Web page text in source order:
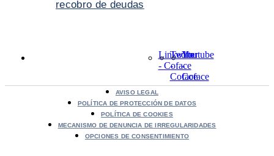
recobro de deudas
LinkedIn
- Coface
Twitter
-
Coface
Youtube
-
Coface
AVISO LEGAL
POLÍTICA DE PROTECCIÓN DE DATOS
POLÍTICA DE COOKIES
MECANISMO DE DENUNCIA DE IRREGULARIDADES
OPCIONES DE CONSENTIMIENTO